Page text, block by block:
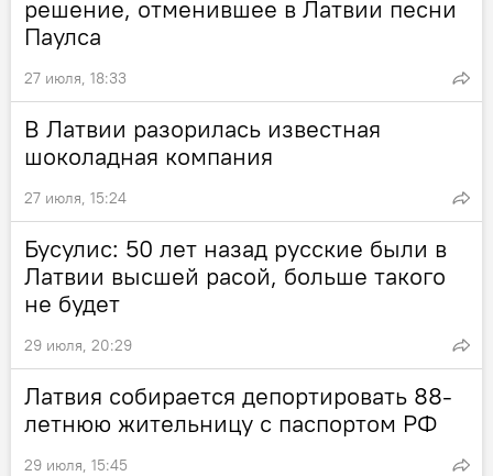
решение, отменившее в Латвии песни
Паулса
27 июля, 18:33
В Латвии разорилась известная
шоколадная компания
27 июля, 15:24
Бусулис: 50 лет назад русские были в
Латвии высшей расой, больше такого
не будет
29 июля, 20:29
Латвия собирается депортировать 88-
летнюю жительницу с паспортом РФ
29 июля, 15:45